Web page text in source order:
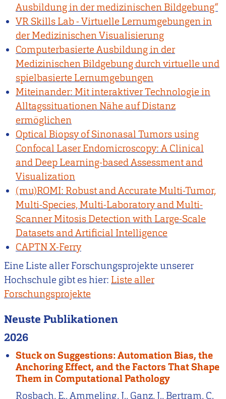
Ausbildung in der medizinischen Bildgebung“
VR Skills Lab - Virtuelle Lernumgebungen in
der Medizinischen Visualisierung
Computerbasierte Ausbildung in der
Medizinischen Bildgebung durch virtuelle und
spielbasierte Lernumgebungen
Miteinander: Mit interaktiver Technologie in
Alltagssituationen Nähe auf Distanz
ermöglichen
Optical Biopsy of Sinonasal Tumors using
Confocal Laser Endomicroscopy: A Clinical
and Deep Learning-based Assessment and
Visualization
(mu)ROMI: Robust and Accurate Multi-Tumor,
Multi-Species, Multi-Laboratory and Multi-
Scanner Mitosis Detection with Large-Scale
Datasets and Artificial Intelligence
CAPTN X-Ferry
Eine Liste aller Forschungsprojekte unserer
Hochschule gibt es hier: Liste aller
Forschungsprojekte
Neuste Publikationen
2026
Stuck on Suggestions: Automation Bias, the
Anchoring Effect, and the Factors That Shape
Them in Computational Pathology
Rosbach, E., Ammeling, J., Ganz, J., Bertram, C.